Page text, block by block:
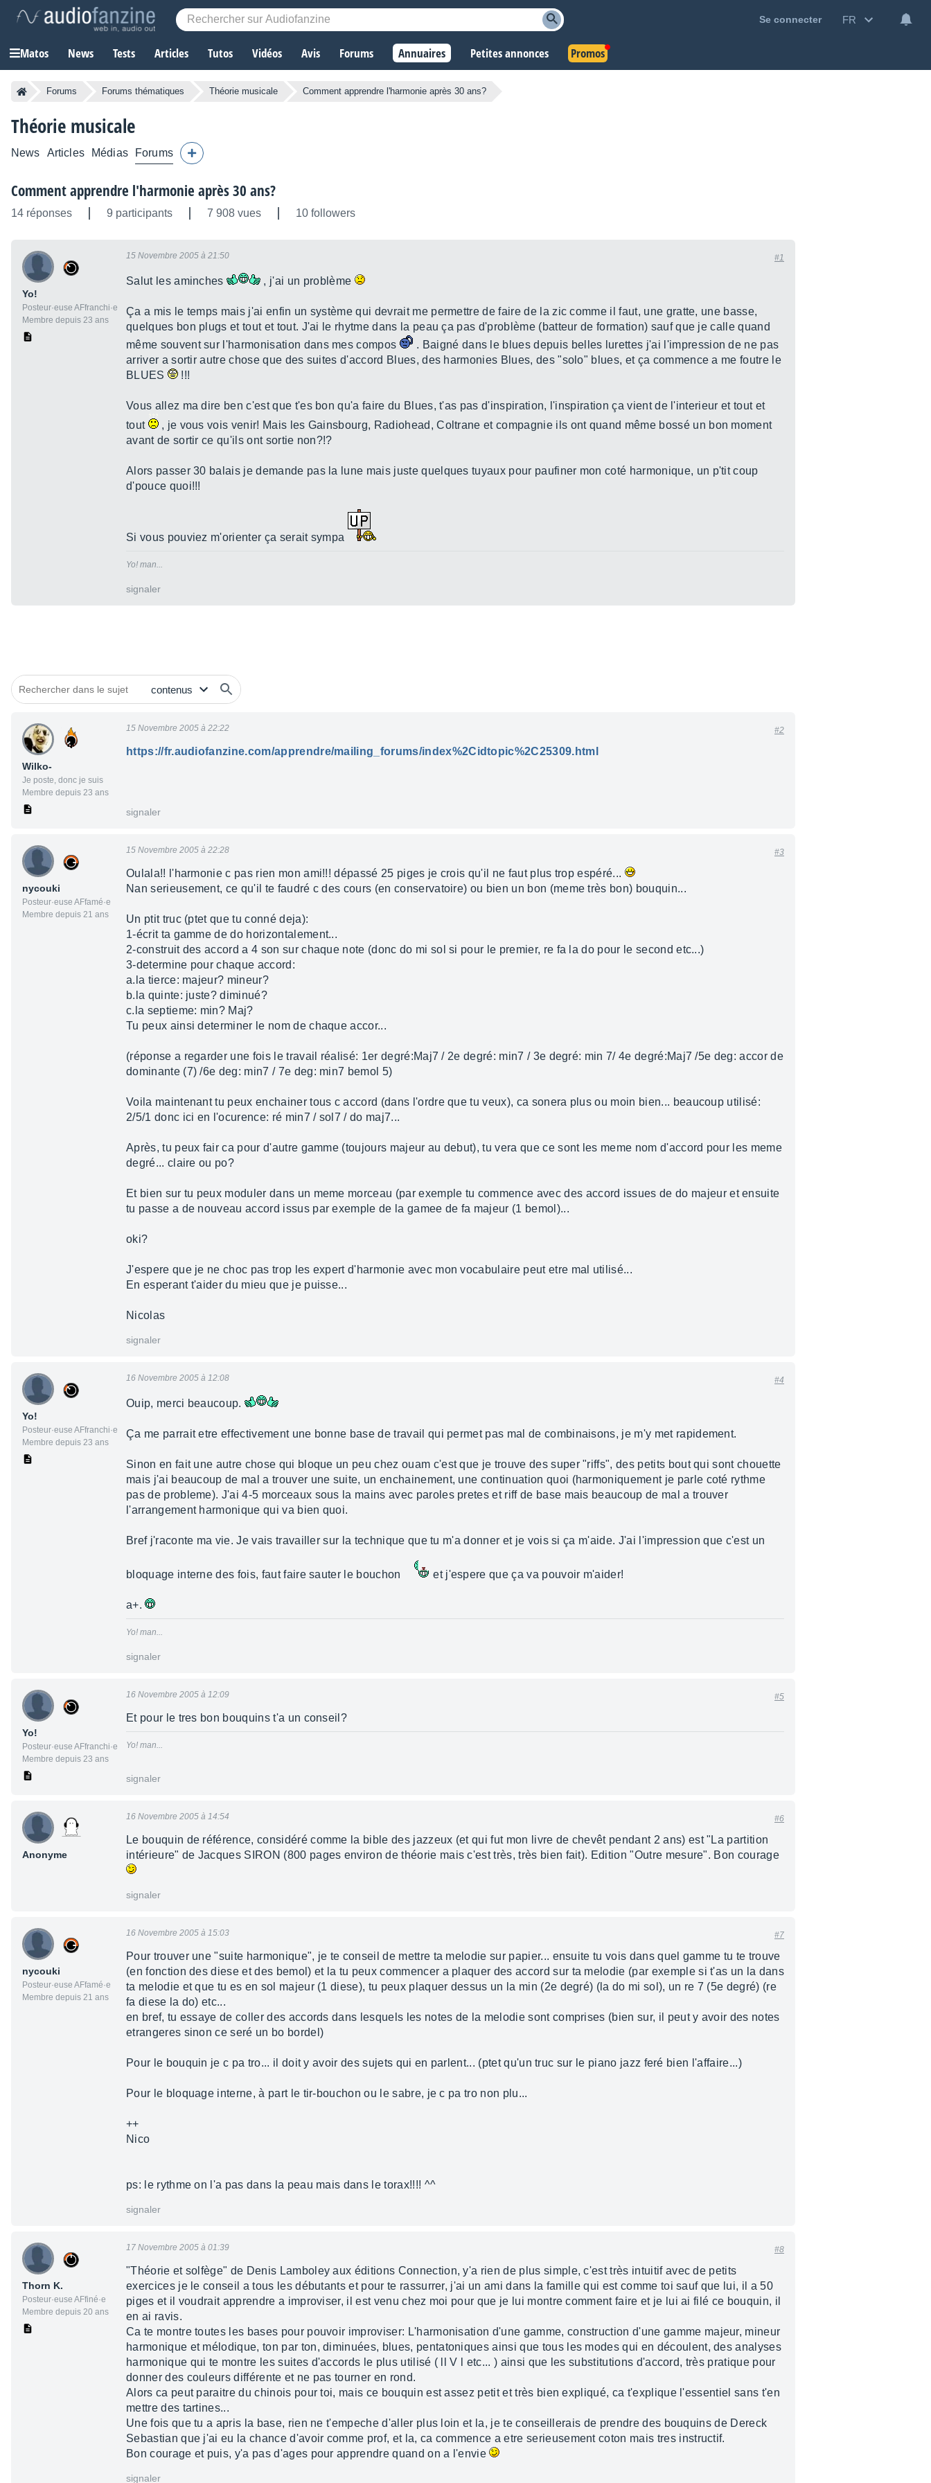
Se connecter FR
Matos News Tests Articles Tutos Vidéos Avis Forums Annuaires Petites annonces Promos
Forums Forums thématiques Théorie musicale Comment apprendre l'harmonie après 30 ans?
Théorie musicale
News Articles Médias Forums
Comment apprendre l'harmonie après 30 ans?
14 réponses 9 participants 7 908 vues 10 followers
Yo!
Posteur·euse AFfranchi·e
Membre depuis 23 ans
15 Novembre 2005 à 21:50 #1
Salut les aminches , j'ai un problème
Ça a mis le temps mais j'ai enfin un système qui devrait me permettre de faire de la zic comme il faut, une gratte, une basse,
quelques bon plugs et tout et tout. J'ai le rhytme dans la peau ça pas d'problème (batteur de formation) sauf que je calle quand
même souvent sur l'harmonisation dans mes compos
. Baigné dans le blues depuis belles lurettes j'ai l'impression de ne pas
arriver a sortir autre chose que des suites d'accord Blues, des harmonies Blues, des "solo" blues, et ça commence a me foutre le
BLUES
!!!
Vous allez ma dire ben c'est que t'es bon qu'a faire du Blues, t'as pas d'inspiration, l'inspiration ça vient de l'interieur et tout et
tout
, je vous vois venir! Mais les Gainsbourg, Radiohead, Coltrane et compagnie ils ont quand même bossé un bon moment
avant de sortir ce qu'ils ont sortie non?!?
Alors passer 30 balais je demande pas la lune mais juste quelques tuyaux pour paufiner mon coté harmonique, un p'tit coup
d'pouce quoi!!!
Si vous pouviez m'orienter ça serait sympa
Yo! man...
signaler
Wilko-
Je poste, donc je suis
Membre depuis 23 ans
15 Novembre 2005 à 22:22 #2
https://fr.audiofanzine.com/apprendre/mailing_forums/index%2Cidtopic%2C25309.html
signaler
nycouki
Posteur·euse AFfamé·e
Membre depuis 21 ans
15 Novembre 2005 à 22:28 #3
Oulala!! l'harmonie c pas rien mon ami!!! dépassé 25 piges je crois qu'il ne faut plus trop espéré...
Nan serieusement, ce qu'il te faudré c des cours (en conservatoire) ou bien un bon (meme très bon) bouquin...
Un ptit truc (ptet que tu conné deja):
1-écrit ta gamme de do horizontalement...
2-construit des accord a 4 son sur chaque note (donc do mi sol si pour le premier, re fa la do pour le second etc...)
3-determine pour chaque accord:
a.la tierce: majeur? mineur?
b.la quinte: juste? diminué?
c.la septieme: min? Maj?
Tu peux ainsi determiner le nom de chaque accor...
(réponse a regarder une fois le travail réalisé: 1er degré:Maj7 / 2e degré: min7 / 3e degré: min 7/ 4e degré:Maj7 /5e deg: accor de
dominante (7) /6e deg: min7 / 7e deg: min7 bemol 5)
Voila maintenant tu peux enchainer tous c accord (dans l'ordre que tu veux), ca sonera plus ou moin bien... beaucoup utilisé:
2/5/1 donc ici en l'ocurence: ré min7 / sol7 / do maj7...
Après, tu peux fair ca pour d'autre gamme (toujours majeur au debut), tu vera que ce sont les meme nom d'accord pour les meme
degré... claire ou po?
Et bien sur tu peux moduler dans un meme morceau (par exemple tu commence avec des accord issues de do majeur et ensuite
tu passe a de nouveau accord issus par exemple de la gamee de fa majeur (1 bemol)...
oki?
J'espere que je ne choc pas trop les expert d'harmonie avec mon vocabulaire peut etre mal utilisé...
En esperant t'aider du mieu que je puisse...
Nicolas
signaler
Yo!
Posteur·euse AFfranchi·e
Membre depuis 23 ans
16 Novembre 2005 à 12:08 #4
Ouip, merci beaucoup.
Ça me parrait etre effectivement une bonne base de travail qui permet pas mal de combinaisons, je m'y met rapidement.
Sinon en fait une autre chose qui bloque un peu chez ouam c'est que je trouve des super "riffs", des petits bout qui sont chouette
mais j'ai beaucoup de mal a trouver une suite, un enchainement, une continuation quoi (harmoniquement je parle coté rythme
pas de probleme). J'ai 4-5 morceaux sous la mains avec paroles pretes et riff de base mais beaucoup de mal a trouver
l'arrangement harmonique qui va bien quoi.
Bref j'raconte ma vie. Je vais travailler sur la technique que tu m'a donner et je vois si ça m'aide. J'ai l'impression que c'est un
bloquage interne des fois, faut faire sauter le bouchon et j'espere que ça va pouvoir m'aider!
a+.
Yo! man...
signaler
Yo!
Posteur·euse AFfranchi·e
Membre depuis 23 ans
16 Novembre 2005 à 12:09 #5
Et pour le tres bon bouquins t'a un conseil?
Yo! man...
signaler
Anonyme
16 Novembre 2005 à 14:54 #6
Le bouquin de référence, considéré comme la bible des jazzeux (et qui fut mon livre de chevêt pendant 2 ans) est "La partition
intérieure" de Jacques SIRON (800 pages environ de théorie mais c'est très, très bien fait). Edition "Outre mesure". Bon courage
signaler
nycouki
Posteur·euse AFfamé·e
Membre depuis 21 ans
16 Novembre 2005 à 15:03 #7
Pour trouver une "suite harmonique", je te conseil de mettre ta melodie sur papier... ensuite tu vois dans quel gamme tu te trouve
(en fonction des diese et des bemol) et la tu peux commencer a plaquer des accord sur ta melodie (par exemple si t'as un la dans
ta melodie et que tu es en sol majeur (1 diese), tu peux plaquer dessus un la min (2e degré) (la do mi sol), un re 7 (5e degré) (re
fa diese la do) etc...
en bref, tu essaye de coller des accords dans lesquels les notes de la melodie sont comprises (bien sur, il peut y avoir des notes
etrangeres sinon ce seré un bo bordel)
Pour le bouquin je c pa tro... il doit y avoir des sujets qui en parlent... (ptet qu'un truc sur le piano jazz feré bien l'affaire...)
Pour le bloquage interne, à part le tir-bouchon ou le sabre, je c pa tro non plu...
++
Nico
ps: le rythme on l'a pas dans la peau mais dans le torax!!!! ^^
signaler
Thorn K.
Posteur·euse AFfiné·e
Membre depuis 20 ans
17 Novembre 2005 à 01:39 #8
"Théorie et solfège" de Denis Lamboley aux éditions Connection, y'a rien de plus simple, c'est très intuitif avec de petits
exercices je le conseil a tous les débutants et pour te rassurrer, j'ai un ami dans la famille qui est comme toi sauf que lui, il a 50
piges et il voudrait apprendre a improviser, il est venu chez moi pour que je lui montre comment faire et je lui ai filé ce bouquin, il
en ai ravis.
Ca te montre toutes les bases pour pouvoir improviser: L'harmonisation d'une gamme, construction d'une gamme majeur, mineur
harmonique et mélodique, ton par ton, diminuées, blues, pentatoniques ainsi que tous les modes qui en découlent, des analyses
harmonique qui te montre les suites d'accords le plus utilisé ( ll V l etc... ) ainsi que les substitutions d'accord, très pratique pour
donner des couleurs différente et ne pas tourner en rond.
Alors ca peut paraitre du chinois pour toi, mais ce bouquin est assez petit et très bien expliqué, ca t'explique l'essentiel sans t'en
mettre des tartines...
Une fois que tu a apris la base, rien ne t'empeche d'aller plus loin et la, je te conseillerais de prendre des bouquins de Dereck
Sebastian que j'ai eu la chance d'avoir comme prof, et la, ca commence a etre serieusement coton mais tres instructif.
Bon courage et puis, y'a pas d'ages pour apprendre quand on a l'envie
signaler